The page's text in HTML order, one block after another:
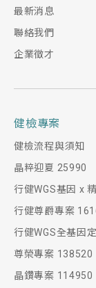
最新消息
聯絡我們
企業徵才
健檢專案
健檢流程與須知
晶粹迎夏 25990
行健WGS基因 x
行健尊爵專案
行健WGS全基因
尊榮專案 138520
晶鑽專案 114950